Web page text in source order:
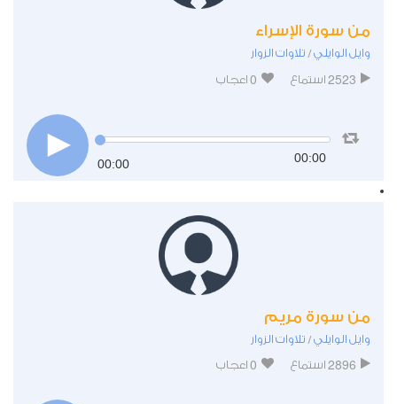
من سورة الإسراء
وايل الوايلي/ تلاوات الزوار
2523 استماع 0 اعجاب
00:00 00:00
من سورة مريم
وايل الوايلي/ تلاوات الزوار
2896 استماع 0 اعجاب